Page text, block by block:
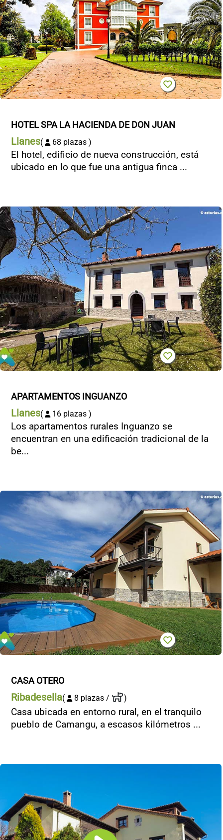
HOTEL SPA LA HACIENDA DE DON JUAN
Llanes( 68 plazas )
El hotel, edificio de nueva construcción, está
ubicado en lo que fue una antigua finca ...
APARTAMENTOS INGUANZO
Llanes( 16 plazas )
Los apartamentos rurales Inguanzo se
encuentran en una edificación tradicional de la
be...
CASA OTERO
Ribadesella( 8 plazas / )
Casa ubicada en entorno rural, en el tranquilo
pueblo de Camangu, a escasos kilómetros ...